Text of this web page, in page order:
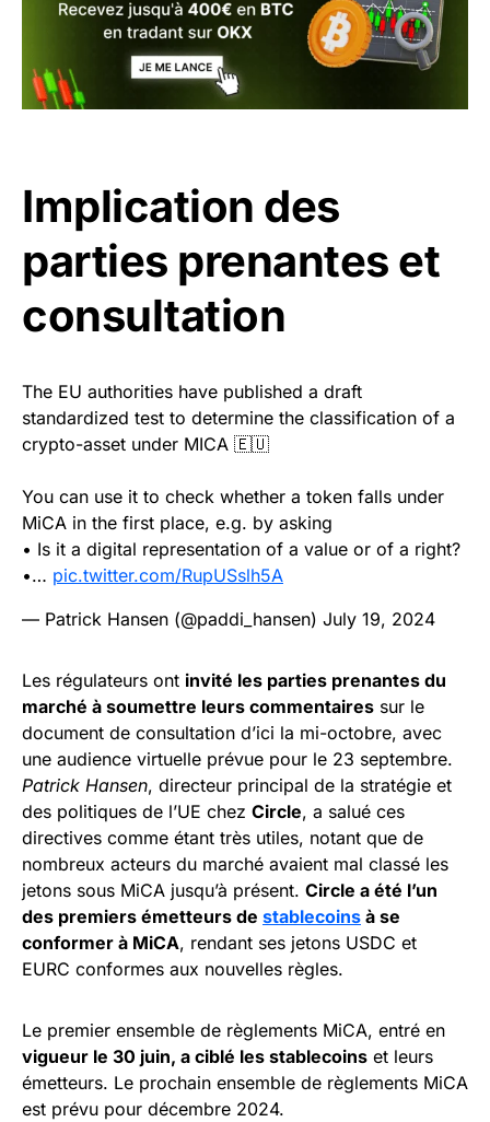
Implication des
parties prenantes et
consultation
The EU authorities have published a draft
standardized test to determine the classification of a
crypto-asset under MICA 🇪🇺
You can use it to check whether a token falls under
MiCA in the first place, e.g. by asking
• Is it a digital representation of a value or of a right?
•… pic.twitter.com/RupUSslh5A
— Patrick Hansen (@paddi_hansen) July 19, 2024
Les régulateurs ont invité les parties prenantes du
marché à soumettre leurs commentaires sur le
document de consultation d’ici la mi-octobre, avec
une audience virtuelle prévue pour le 23 septembre.
Patrick Hansen, directeur principal de la stratégie et
des politiques de l’UE chez Circle, a salué ces
directives comme étant très utiles, notant que de
nombreux acteurs du marché avaient mal classé les
jetons sous MiCA jusqu’à présent. Circle a été l’un
des premiers émetteurs de stablecoins à se
conformer à MiCA, rendant ses jetons USDC et
EURC conformes aux nouvelles règles.
Le premier ensemble de règlements MiCA, entré en
vigueur le 30 juin, a ciblé les stablecoins et leurs
émetteurs. Le prochain ensemble de règlements MiCA
est prévu pour décembre 2024.